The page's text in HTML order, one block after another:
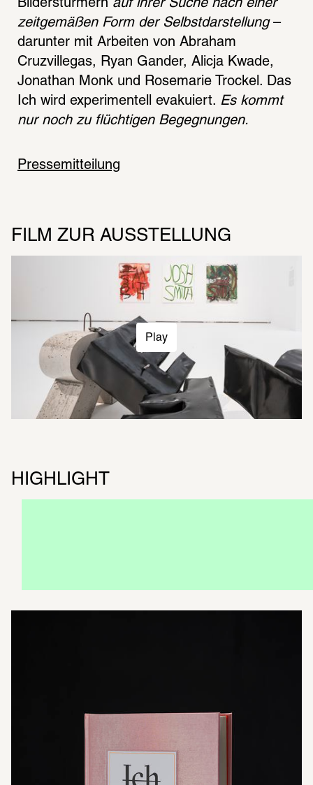
Bilderstürmern auf ihrer Suche nach einer
zeitgemäßen Form der Selbstdarstellung –
darunter mit Arbeiten von Abraham
Cruzvillegas, Ryan Gander, Alicja Kwade,
Jonathan Monk und Rosemarie Trockel. Das
Ich wird experimentell evakuiert. Es kommt
nur noch zu flüchtigen Begegnungen.
Pressemitteilung
FILM ZUR AUSSTELLUNG
Play
HIGHLIGHT